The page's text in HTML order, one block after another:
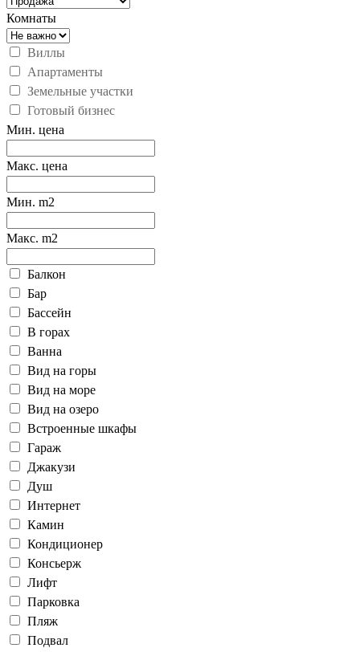
Комнаты
Виллы
Апартаменты
Земельные участки
Готовый бизнес
Мин. цена
Макс. цена
Мин. m2
Макс. m2
Балкон
Бар
Бассейн
В горах
Ванна
Вид на горы
Вид на море
Вид на озеро
Встроенные шкафы
Гараж
Джакузи
Душ
Интернет
Камин
Кондиционер
Консьерж
Лифт
Парковка
Пляж
Подвал